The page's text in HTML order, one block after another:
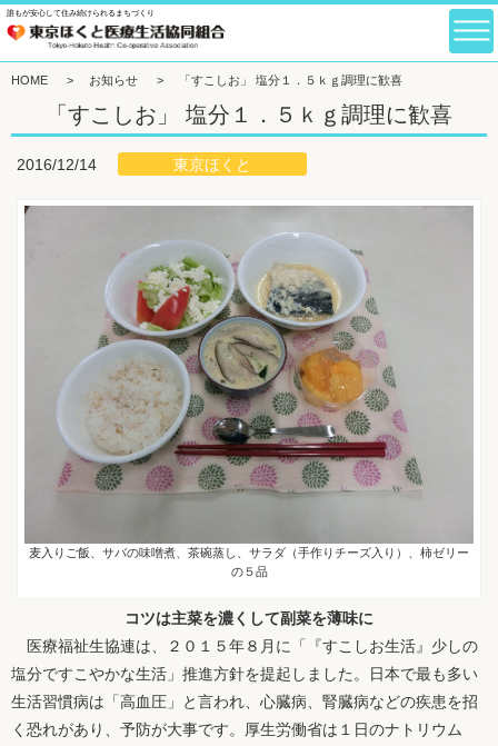
誰もが安心して住み続けられるまちづくり
HOME > お知らせ > 「すこしお」 塩分１．５ｋｇ調理に歓喜
「すこしお」 塩分１．５ｋｇ調理に歓喜
2016/12/14 東京ほくと
麦入りご飯、サバの味噌煮、茶碗蒸し、サラダ（手作りチーズ入り）、柿ゼリー
の５品
コツは主菜を濃くして副菜を薄味に
医療福祉生協連は、２０１５年８月に「『すこしお生活』少しの
塩分ですこやかな生活」推進方針を提起しました。日本で最も多い
生活習慣病は「高血圧」と言われ、心臓病、腎臓病などの疾患を招
く恐れがあり、予防が大事です。厚生労働省は１日のナトリウム